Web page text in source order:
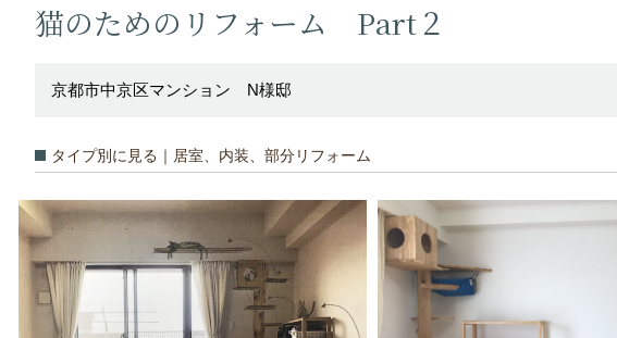
猫のためのリフォーム Part２
京都市中京区マンション N様邸
タイプ別に見る｜居室、内装、部分リフォーム